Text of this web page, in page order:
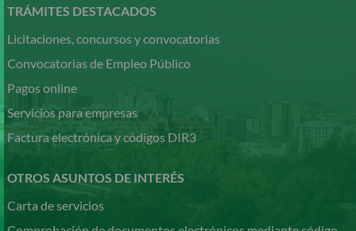
contenido
TRÁMITES DESTACADOS
Licitaciones, concursos y convocatorias
Convocatorias de Empleo Público
Pagos online
Servicios para empresas
Factura electrónica y códigos DIR3
OTROS ASUNTOS DE INTERÉS
Carta de servicios